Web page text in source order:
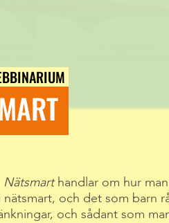
Nätsmarthandlar om hur
och det som barn
och sådant som